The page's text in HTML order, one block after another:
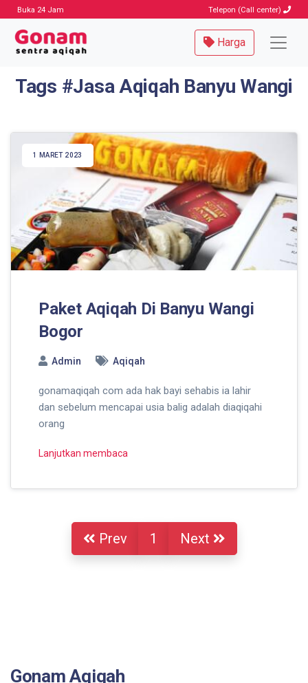
Buka 24 Jam Telepon (Call center)
Harga
Tags #Jasa Aqiqah Banyu Wangi
1 MARET 2023
Paket Aqiqah Di Banyu Wangi
Bogor
Admin Aqiqah
gonamaqiqah com ada hak bayi sehabis ia lahir
dan sebelum mencapai usia balig adalah diaqiqahi
orang
Lanjutkan membaca
Prev 1 Next
Gonam Aqiqah